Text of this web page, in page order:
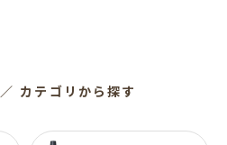
／ カテゴリから探す